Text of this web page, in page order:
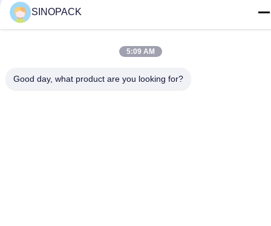
ई-मेल
SINOPACK
5:09 AM
Good day, what product are you looking for?